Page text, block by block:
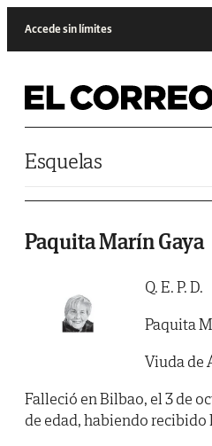
Accede sin límites
Esquelas
Paquita Marín Gaya
Q. E. P. D.
Paquita
Viuda de
Falleció en Bilbao, el 3 de
de edad, habiendo recibido